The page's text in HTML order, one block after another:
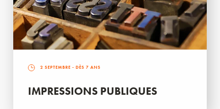
2 SEPTEMBRE - DÈS 7 ANS
IMPRESSIONS PUBLIQUES